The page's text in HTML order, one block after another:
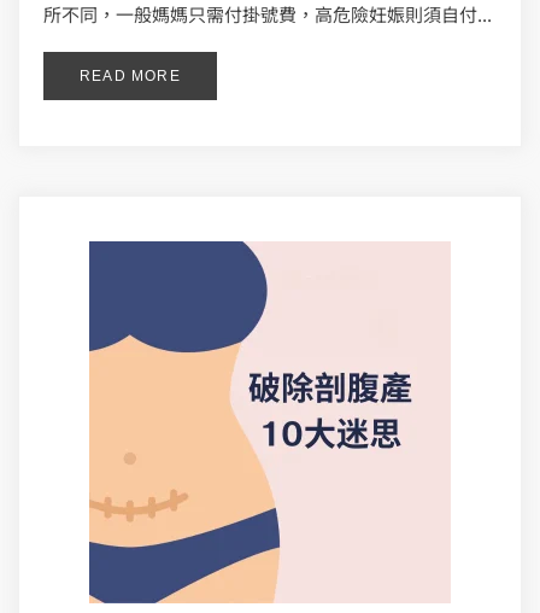
所不同，一般媽媽只需付掛號費，高危險妊娠則須自付...
READ MORE